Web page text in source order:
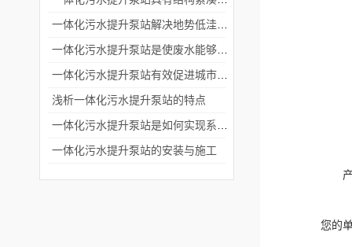
您的
浅析一体化污水提升泵站的特点
一体化污水提升泵站的安装与施工